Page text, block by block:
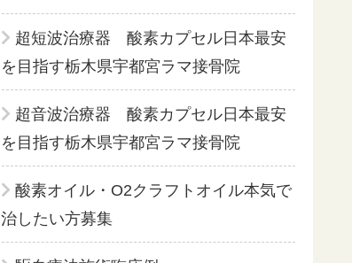
超短波治療器 酸素カプセル日本最安
を目指す栃木県宇都宮ラマ接骨院
超音波治療器 酸素カプセル日本最安
を目指す栃木県宇都宮ラマ接骨院
酸素オイル・O2クラフトオイル本気で
治したい方募集